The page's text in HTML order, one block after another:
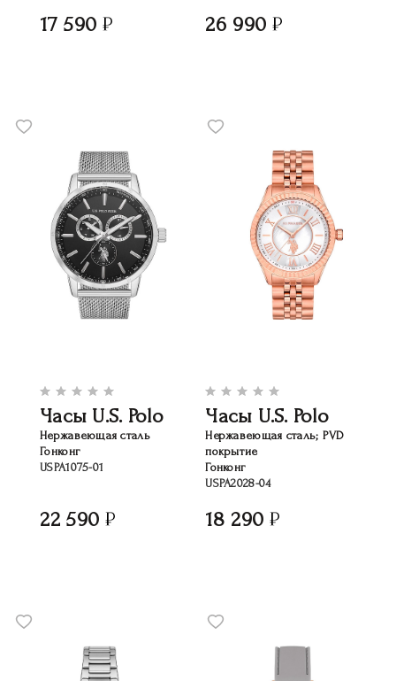
17 590 26 990
Часы U.S. Polo
Нержавеющая сталь
Гонконг
USPA1075-01
22 590
Часы U.S. Polo
Нержавеющая сталь; PVD
покрытие
Гонконг
USPA2028-04
18 290